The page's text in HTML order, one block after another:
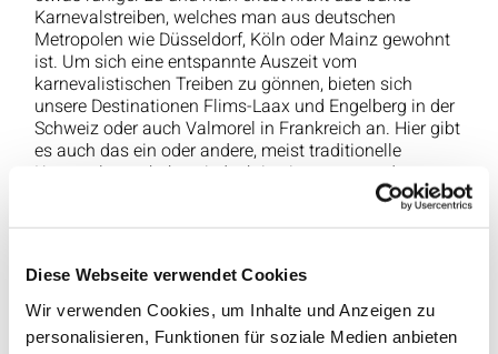
Diese Webseite verwendet Cookies
Wir verwenden Cookies, um Inhalte und Anzeigen zu
personalisieren, Funktionen für soziale Medien anbieten
Karnevalstreiben, welches man aus deutschen
Metropolen wie Düsseldorf, Köln oder Mainz gewohnt
ist. Um sich eine entspannte Auszeit vom
karnevalistischen Treiben zu gönnen, bieten sich
unsere Destinationen Flims-Laax und Engelberg in der
Schweiz oder auch Valmorel in Frankreich an. Hier gibt
es auch das ein oder andere, meist traditionelle
Karnevalsgeschehen, jedoch in einer ganz anderen
Dosis als beispielsweise im Rheinland. Skiregionen wie
der Arlberg, das Zillertal oder Sölden werden hingegen
Karneval. Hier kommt närrische Stimmung bei Eurem
Skiurlaub auf.
Unser Fazit: Wer dem Trubel ein wenig entfliehen will,